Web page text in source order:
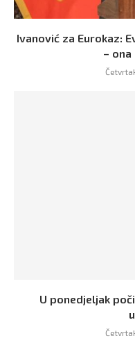
Ivanović za Eurokaz:
–
U ponedjeljak